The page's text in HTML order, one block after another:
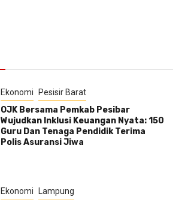
Ekonomi Pesisir Barat
OJK Bersama Pemkab Pesibar
Wujudkan Inklusi Keuangan Nyata: 150
Guru Dan Tenaga Pendidik Terima
Polis Asuransi Jiwa
Ekonomi Lampung